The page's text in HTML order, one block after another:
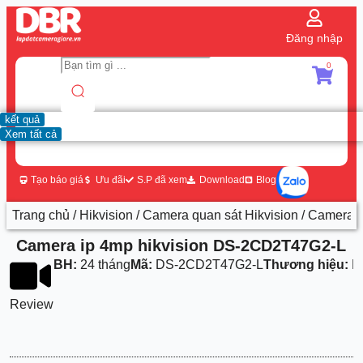
Đăng nhập
kết quả
Xem tất cả
0
Tạo báo giá Ưu đãi S.P đã xem Download Blog
Trang chủ / Hikvision /Camera quan sát Hikvision / Camera
Camera ip 4mp hikvision DS-2CD2T47G2-L
Review
BH: 24 tháng Mã: DS-2CD2T47G2-LThương hiệu: